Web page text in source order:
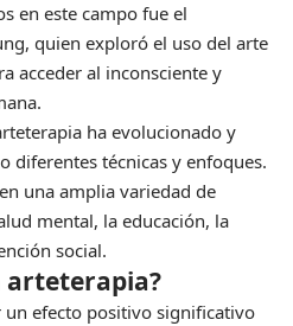
en este campo fue el
quien exploró el uso del arte
acceder al inconsciente y
ha evolucionado y
diferentes técnicas y enfoques.
una amplia variedad de
mental, la educación, la
social.
arteterapia?
un efecto positivo significativo